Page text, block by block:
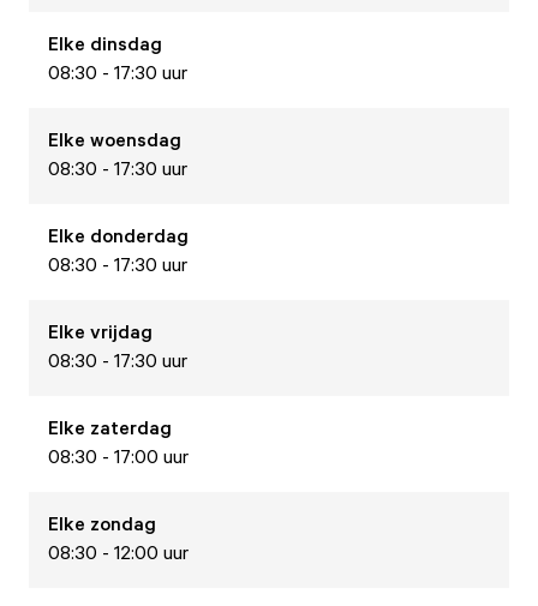
Elke dinsdag
08:30 - 17:30 uur
Elke woensdag
08:30 - 17:30 uur
Elke donderdag
08:30 - 17:30 uur
Elke vrijdag
08:30 - 17:30 uur
Elke zaterdag
08:30 - 17:00 uur
Elke zondag
08:30 - 12:00 uur